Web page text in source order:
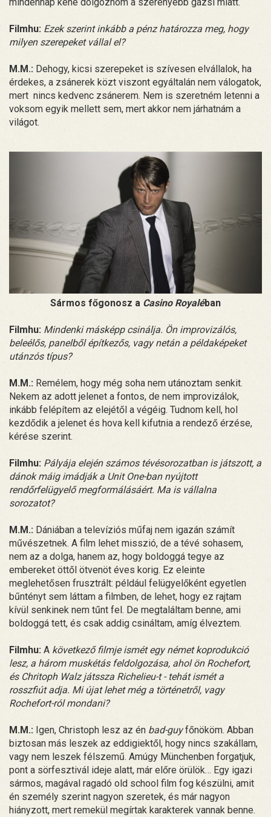
Filmhu: Ezek szerint inkább a pénz határozza meg, hogy
milyen szerepeket vállal el?
M.M.: Dehogy, kicsi szerepeket is szívesen elvállalok, ha
érdekes, a zsánerek közt viszont egyáltalán nem válogatok,
mert nincs kedvenc zsánerem. Nem is szeretném letenni a
voksom egyik mellett sem, mert akkor nem járhatnám a
világot.
Sármos főgonosz a Casino Royaléban
Filmhu: Mindenki másképp csinálja. Ön improvizálós,
beleélős, panelből építkezős, vagy netán a példaképeket
utánzós típus?
M.M.: Remélem, hogy még soha nem utánoztam senkit.
Nekem az adott jelenet a fontos, de nem improvizálok,
inkább felépítem az elejétől a végéig. Tudnom kell, hol
kezdődik a jelenet és hova kell kifutnia a rendező érzése,
kérése szerint.
Filmhu: Pályája elején számos tévésorozatban is játszott, a
dánok máig imádják a Unit One-ban nyújtott
rendőrfelügyelő megformálásáért. Ma is vállalna
sorozatot?
M.M.: Dániában a televíziós műfaj nem igazán számít
művészetnek. A film lehet misszió, de a tévé sohasem,
nem az a dolga, hanem az, hogy boldoggá tegye az
embereket öttől ötvenöt éves korig. Ez eleinte
meglehetősen frusztrált: például felügyelőként egyetlen
bűntényt sem láttam a filmben, de lehet, hogy ez rajtam
kívül senkinek nem tűnt fel. De megtaláltam benne, ami
boldoggá tett, és csak addig csináltam, amíg élveztem.
Filmhu: A következő filmje ismét egy német koprodukció
lesz, a három muskétás feldolgozása, ahol ön Rochefort,
és Chritoph Walz játssza Richelieu-t - tehát ismét a
rosszfiút adja. Mi újat lehet még a történetről, vagy
Rochefort-ról mondani?
M.M.: Igen, Christoph lesz az én bad-guyfőnököm. Abban
biztosan más leszek az eddigiektől, hogy nincs szakállam,
vagy nem leszek félszemű. Amúgy Münchenben forgatjuk,
pont a sörfesztivál ideje alatt, már előre örülök… Egy igazi
sármos, magával ragadó old school film fog készülni, amit
én személy szerint nagyon szeretek, és már nagyon
hiányzott, mert remekül megírtak karakterek vannak benne.